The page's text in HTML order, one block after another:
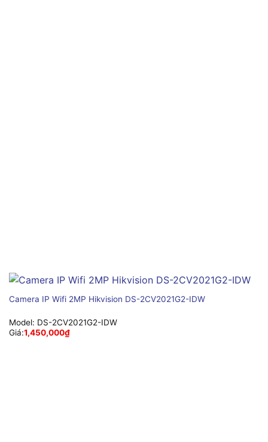
Camera IP Wifi 2MP Hikvision DS-2CV2021G2-IDW
Model: DS-2CV2021G2-IDW
Giá:1,450,000₫